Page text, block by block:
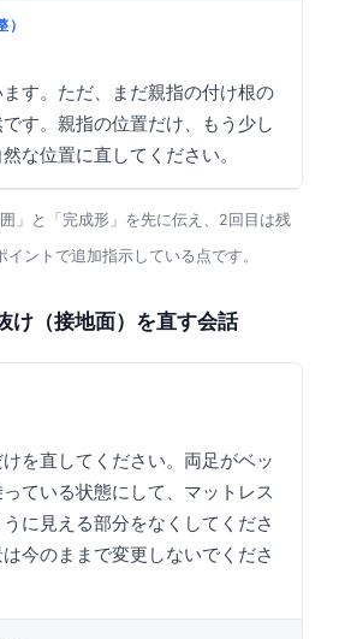
す。ただ、まだ親指の付け根の
す。親指の位置だけ、もう少し
な位置に直してください。
」と「完成形」を先に伝え、2回目は残
ントで追加指示している点です。
け（接地面）を直す会話
を直してください。両足がベッ
っている状態にして、マットレス
に見える部分をなくしてくださ
今のままで変更しないでくださ